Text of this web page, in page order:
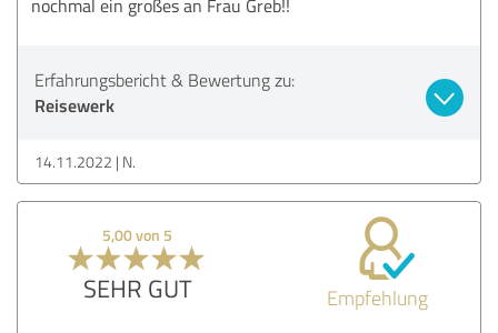
nochmal ein großes an Frau Greb!!
Erfahrungsbericht & Bewertung zu:
Reisewerk
14.11.2022 N.
5,00 von 5
SEHR GUT Empfehlung